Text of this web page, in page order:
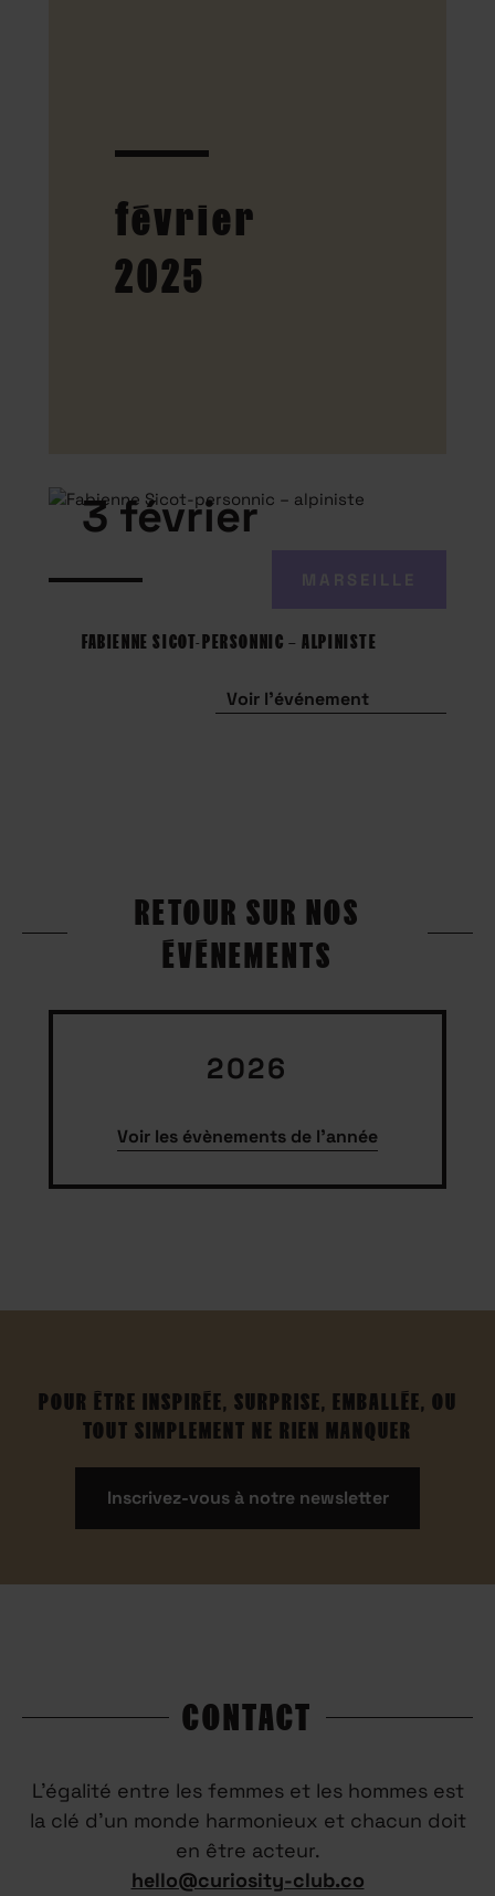
février
2025
3 février
FABIENNE SICOT-PERSONNIC – ALPINISTE
Voir l'événement
RETOUR SUR NOS
ÉVÉNEMENTS
2026
Voir les évènements de l'année
POUR ÊTRE INSPIRÉE, SURPRISE, EMBALLÉE, OU
TOUT SIMPLEMENT NE RIEN MANQUER
Inscrivez-vous à notre newsletter
CONTACT
L’égalité entre les femmes et les hommes est
la clé d’un monde harmonieux et chacun doit
en être acteur.
hello@curiosity-club.co